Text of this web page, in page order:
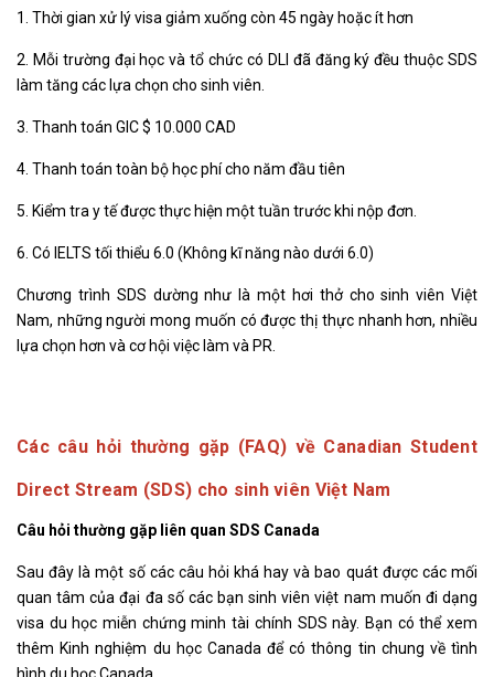
1. Thời gian xử lý visa giảm xuống còn 45 ngày hoặc ít hơn
2. Mỗi trường đại học và tổ chức có DLI đã đăng ký đều thuộc SDS
làm tăng các lựa chọn cho sinh viên.
3. Thanh toán GIC $ 10.000 CAD
4. Thanh toán toàn bộ học phí cho năm đầu tiên
5. Kiểm tra y tế được thực hiện một tuần trước khi nộp đơn.
6. Có IELTS tối thiểu 6.0 (Không kĩ năng nào dưới 6.0)
Chương trình SDS dường như là một hơi thở cho sinh viên Việt
Nam, những người mong muốn có được thị thực nhanh hơn, nhiều
lựa chọn hơn và cơ hội việc làm và PR.
Các câu hỏi thường gặp (FAQ) về Canadian Student
Direct Stream (SDS) cho sinh viên Việt Nam
Câu hỏi thường gặp liên quan SDS Canada
Sau đây là một số các câu hỏi khá hay và bao quát được các mối
quan tâm của đại đa số các bạn sinh viên việt nam muốn đi dạng
visa du học miễn chứng minh tài chính SDS này. Bạn có thể xem
thêm Kinh nghiệm du học Canada để có thông tin chung về tình